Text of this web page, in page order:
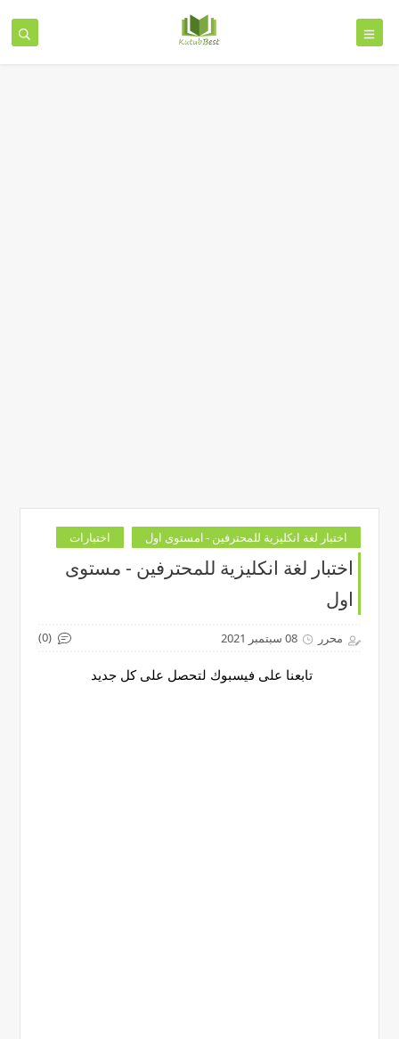
اختبار لغة انكليزية للمحترفين - lمستوى اول اختبارات
اختبار لغة انكليزية للمحترفين - مستوى
اول
محرر 08 سبتمبر 2021 (0)
تابعنا على فيسبوك لتحصل على كل جديد